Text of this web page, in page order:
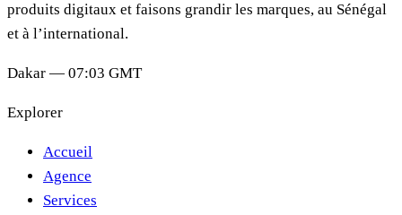
produits digitaux et faisons grandir les marques, au Sénégal
et à l’international.
Dakar — 07:03 GMT
Explorer
Accueil
Agence
Services